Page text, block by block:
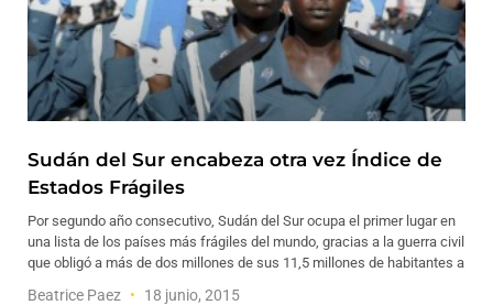
Sudán del Sur encabeza otra vez Índice de
Estados Frágiles
Por segundo año consecutivo, Sudán del Sur ocupa el primer lugar en
una lista de los países más frágiles del mundo, gracias a la guerra civil
que obligó a más de dos millones de sus 11,5 millones de habitantes a
Beatrice Paez 18 junio, 2015